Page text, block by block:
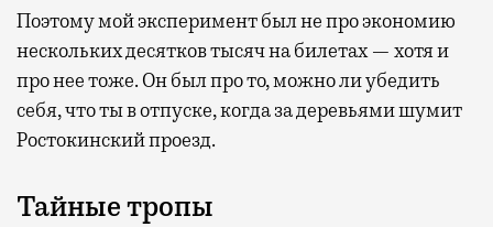
Поэтому мой эксперимент был не про экономию
нескольких десятков тысяч на билетах — хотя и
про нее тоже. Он был про то, можно ли убедить
себя, что ты в отпуске, когда за деревьями шумит
Ростокинский проезд.
Тайные тропы